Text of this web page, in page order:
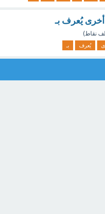
يُعرف بـ
نقاط)
يُعرف بـ